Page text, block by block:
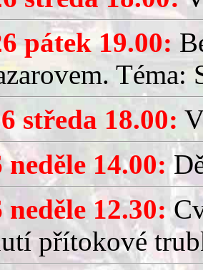
pátek 19.00:
Téma:
středa 18.00:
neděle 14.00:
neděle 12.30:
přítokové